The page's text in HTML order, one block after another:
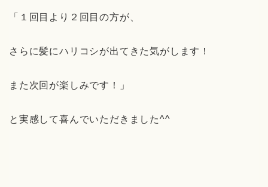
「１回目より２回目の方が、
さらに髪にハリコシが出てきた気がします！
また次回が楽しみです！」
と実感して喜んでいただきました^^